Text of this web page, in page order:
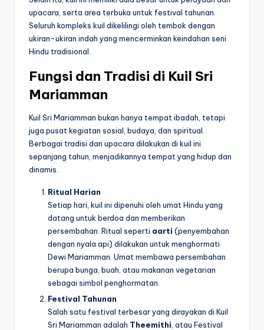
upacara, serta area terbuka untuk festival tahunan.
Seluruh kompleks kuil dikelilingi oleh tembok dengan
ukiran-ukiran indah yang mencerminkan keindahan seni
Hindu tradisional.
Fungsi dan Tradisi di Kuil Sri
Mariamman
Kuil Sri Mariamman bukan hanya tempat ibadah, tetapi
juga pusat kegiatan sosial, budaya, dan spiritual.
Berbagai tradisi dan upacara dilakukan di kuil ini
sepanjang tahun, menjadikannya tempat yang hidup dan
dinamis.
Ritual Harian
Setiap hari, kuil ini dipenuhi oleh umat Hindu yang
datang untuk berdoa dan memberikan
persembahan. Ritual seperti aarti (penyembahan
dengan nyala api) dilakukan untuk menghormati
Dewi Mariamman. Umat membawa persembahan
berupa bunga, buah, atau makanan vegetarian
sebagai simbol penghormatan.
Festival Tahunan
Salah satu festival terbesar yang dirayakan di Kuil
Sri Mariamman adalah Theemithi , atau Festival